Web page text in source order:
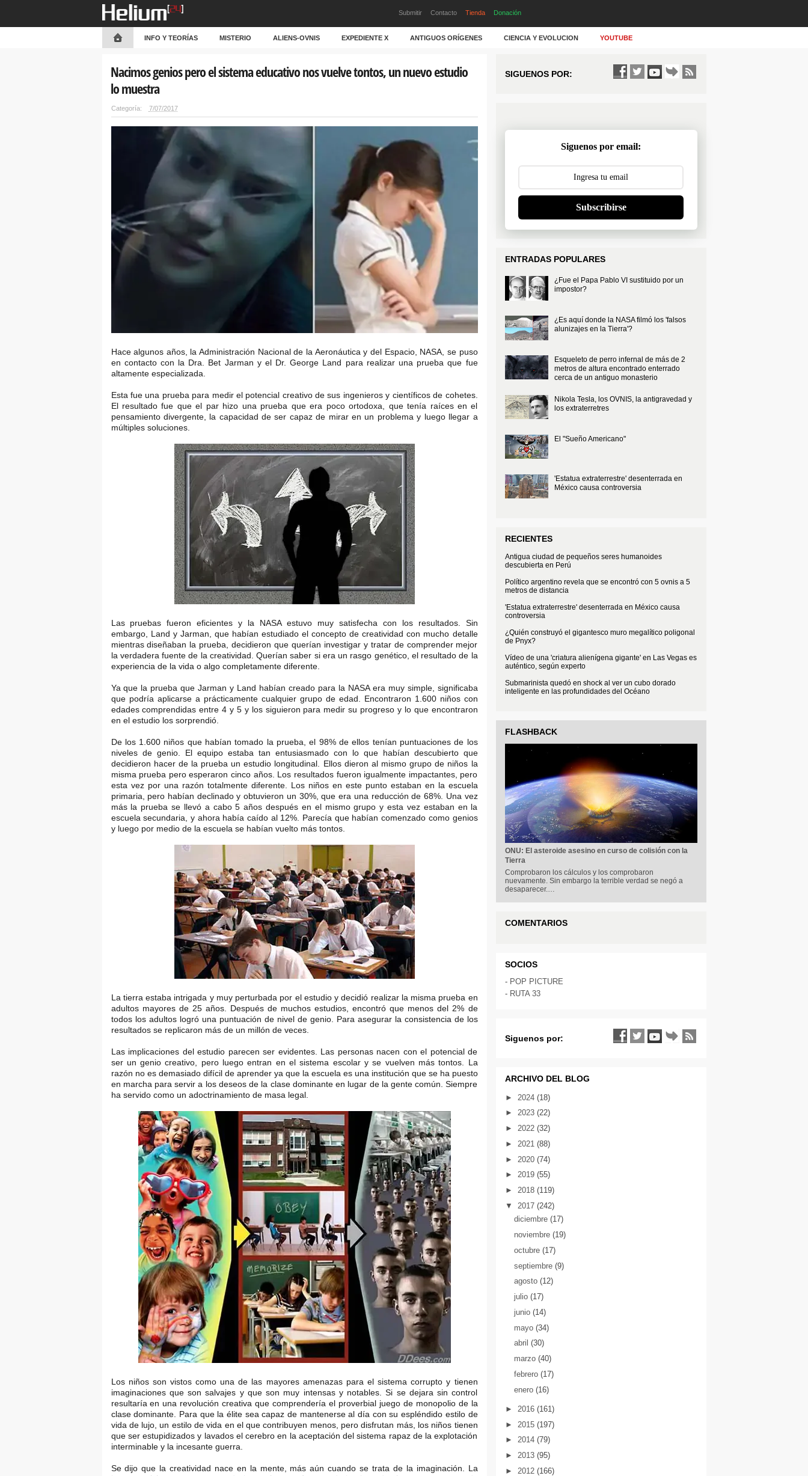
Submitir Contacto Tienda Donación
INFO Y TEORÍAS MISTERIO ALIENS-OVNIS EXPEDIENTE X ANTIGUOS ORÍGENES CIENCIA Y EVOLUCION YOUTUBE
Nacimos genios pero el sistema educativo nos vuelve tontos, un nuevo estudio
lo muestra
Categoría: 7/07/2017
Hace algunos años, la Administración Nacional de la Aeronáutica y del Espacio, NASA, se puso
en contacto con la Dra. Bet Jarman y el Dr. George Land para realizar una prueba que fue
altamente especializada.
Esta fue una prueba para medir el potencial creativo de sus ingenieros y científicos de cohetes.
El resultado fue que el par hizo una prueba que era poco ortodoxa, que tenía raíces en el
pensamiento divergente, la capacidad de ser capaz de mirar en un problema y luego llegar a
múltiples soluciones.
Las pruebas fueron eficientes y la NASA estuvo muy satisfecha con los resultados. Sin
embargo, Land y Jarman, que habían estudiado el concepto de creatividad con mucho detalle
mientras diseñaban la prueba, decidieron que querían investigar y tratar de comprender mejor
la verdadera fuente de la creatividad. Querían saber si era un rasgo genético, el resultado de la
experiencia de la vida o algo completamente diferente.
Ya que la prueba que Jarman y Land habían creado para la NASA era muy simple, significaba
que podría aplicarse a prácticamente cualquier grupo de edad. Encontraron 1.600 niños con
edades comprendidas entre 4 y 5 y los siguieron para medir su progreso y lo que encontraron
en el estudio los sorprendió.
De los 1.600 niños que habían tomado la prueba, el 98% de ellos tenían puntuaciones de los
niveles de genio. El equipo estaba tan entusiasmado con lo que habían descubierto que
decidieron hacer de la prueba un estudio longitudinal. Ellos dieron al mismo grupo de niños la
misma prueba pero esperaron cinco años. Los resultados fueron igualmente impactantes, pero
esta vez por una razón totalmente diferente. Los niños en este punto estaban en la escuela
primaria, pero habían declinado y obtuvieron un 30%, que era una reducción de 68%. Una vez
más la prueba se llevó a cabo 5 años después en el mismo grupo y esta vez estaban en la
escuela secundaria, y ahora había caído al 12%. Parecía que habían comenzado como genios
y luego por medio de la escuela se habían vuelto más tontos.
La tierra estaba intrigada y muy perturbada por el estudio y decidió realizar la misma prueba en
adultos mayores de 25 años. Después de muchos estudios, encontró que menos del 2% de
todos los adultos logró una puntuación de nivel de genio. Para asegurar la consistencia de los
resultados se replicaron más de un millón de veces.
Las implicaciones del estudio parecen ser evidentes. Las personas nacen con el potencial de
ser un genio creativo, pero luego entran en el sistema escolar y se vuelven más tontos. La
razón no es demasiado difícil de aprender ya que la escuela es una institución que se ha puesto
en marcha para servir a los deseos de la clase dominante en lugar de la gente común. Siempre
ha servido como un adoctrinamiento de masa legal.
Los niños son vistos como una de las mayores amenazas para el sistema corrupto y tienen
imaginaciones que son salvajes y que son muy intensas y notables. Si se dejara sin control
resultaría en una revolución creativa que comprendería el proverbial juego de monopolio de la
clase dominante. Para que la élite sea capaz de mantenerse al día con su espléndido estilo de
vida de lujo, un estilo de vida en el que contribuyen menos, pero disfrutan más, los niños tienen
que ser estupidizados y lavados el cerebro en la aceptación del sistema rapaz de la explotación
interminable y la incesante guerra.
Se dijo que la creatividad nace en la mente, más aún cuando se trata de la imaginación. La
SIGUENOS POR:
Siguenos por email:
Subscribirse
ENTRADAS POPULARES
¿Fue el Papa Pablo VI sustituido por un
impostor?
¿Es aquí donde la NASA filmó los 'falsos
alunizajes en la Tierra'?
Esqueleto de perro infernal de más de 2
metros de altura encontrado enterrado
cerca de un antiguo monasterio
Nikola Tesla, los OVNIS, la antigravedad y
los extraterretres
El "Sueño Americano"
'Estatua extraterrestre' desenterrada en
México causa controversia
RECIENTES
Antigua ciudad de pequeños seres humanoides
descubierta en Perú
Político argentino revela que se encontró con 5 ovnis a 5
metros de distancia
'Estatua extraterrestre' desenterrada en México causa
controversia
¿Quién construyó el gigantesco muro megalítico poligonal
de Pnyx?
Vídeo de una 'criatura alienígena gigante' en Las Vegas es
auténtico, según experto
Submarinista quedó en shock al ver un cubo dorado
inteligente en las profundidades del Océano
FLASHBACK
ONU: El asteroide asesino en curso de colisión con la
Tierra
Comprobaron los cálculos y los comprobaron
nuevamente. Sin embargo la terrible verdad se negó a
desaparecer.…
COMENTARIOS
SOCIOS
- POP PICTURE
- RUTA 33
Siguenos por:
ARCHIVO DEL BLOG
► 2024 (18)
► 2023 (22)
► 2022 (32)
► 2021 (88)
► 2020 (74)
► 2019 (55)
► 2018 (119)
▼ 2017 (242)
diciembre(17)
noviembre(19)
octubre(17)
septiembre(9)
agosto(12)
julio(17)
junio(14)
mayo(34)
abril(30)
marzo(40)
febrero(17)
enero(16)
► 2016 (161)
► 2015 (197)
► 2014 (79)
► 2013 (95)
► 2012 (166)